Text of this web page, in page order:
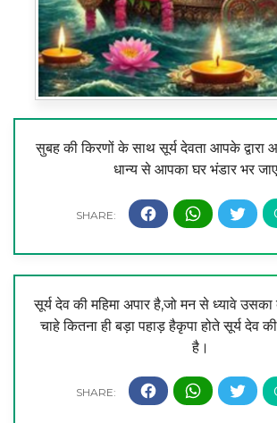
सुबह की किरणों के साथ सूर्य देवता आपके द्वारा
धान्य से आपका घर भंडार भर
सूर्य देव की महिमा अपार है,जो मन से ध्यावे उसका
चाहे कितना ही बड़ा पहाड़ हैकृपा होते सूर्य देव
है।